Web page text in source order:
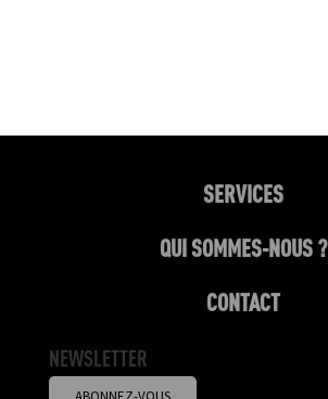
SERVICES
QUI SOMMES-NOUS ?
CONTACT
NEWSLETTER